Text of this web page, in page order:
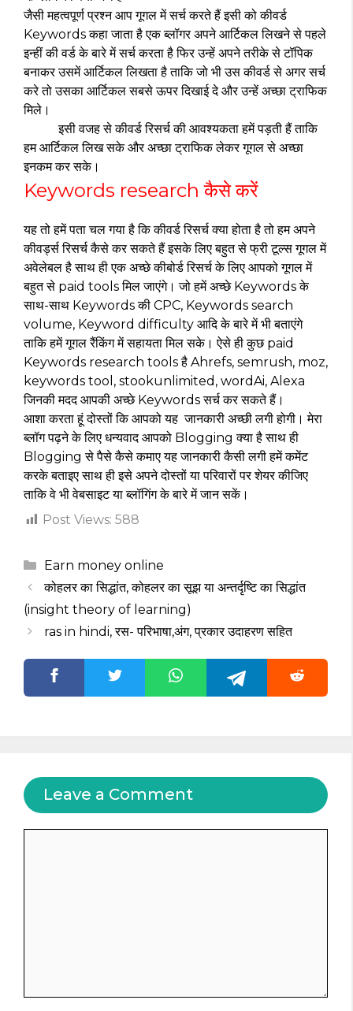
जैसी महत्वपूर्ण प्रश्न आप गूगल में सर्च करते हैं इसी को कीवर्ड
Keywords कहा जाता है एक ब्लॉगर अपने आर्टिकल लिखने से पहले
इन्हीं की वर्ड के बारे में सर्च करता है फिर उन्हें अपने तरीके से टॉपिक
बनाकर उसमें आर्टिकल लिखता है ताकि जो भी उस कीवर्ड से अगर सर्च
करे तो उसका आर्टिकल सबसे ऊपर दिखाई दे और उन्हें अच्छा ट्राफिक
मिले।
इसी वजह से कीवर्ड रिसर्च की आवश्यकता हमें पड़ती हैं ताकि
हम आर्टिकल लिख सके और अच्छा ट्राफिक लेकर गूगल से अच्छा
इनकम कर सके।
Keywords research कैसे करें
यह तो हमें पता चल गया है कि कीवर्ड रिसर्च क्या होता है तो हम अपने
कीवर्ड्स रिसर्च कैसे कर सकते हैं इसके लिए बहुत से फ्री टूल्स गूगल में
अवेलेबल है साथ ही एक अच्छे कीबोर्ड रिसर्च के लिए आपको गूगल में
बहुत से paid tools मिल जाएंगे। जो हमें अच्छे Keywords के
साथ-साथ Keywords की CPC, Keywords search
volume, Keyword difficulty आदि के बारे में भी बताएंगे
ताकि हमें गूगल रैंकिंग में सहायता मिल सके। ऐसे ही कुछ paid
Keywords research tools है Ahrefs, semrush, moz,
keywords tool, stookunlimited, wordAi, Alexa
जिनकी मदद आपकी अच्छे Keywords सर्च कर सकते हैं।
आशा करता हूं दोस्तों कि आपको यह जानकारी अच्छी लगी होगी। मेरा
ब्लॉग पढ़ने के लिए धन्यवाद आपको Blogging क्या है साथ ही
Blogging से पैसे कैसे कमाए यह जानकारी कैसी लगी हमें कमेंट
करके बताइए साथ ही इसे अपने दोस्तों या परिवारों पर शेयर कीजिए
ताकि वे भी वेबसाइट या ब्लॉगिंग के बारे में जान सकें।
Post Views: 588
Categories
Earn money online
कोहलर का सिद्धांत, कोहलर का सूझ या अन्तर्दृष्टि का सिद्धांत
(insight theory of learning)
ras in hindi, रस- परिभाषा,अंग, प्रकार उदाहरण सहित
Leave a Comment